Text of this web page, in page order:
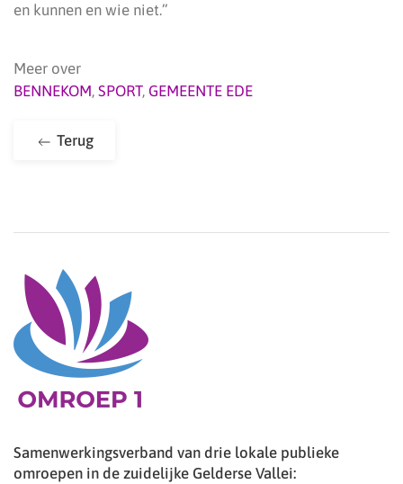
en kunnen en wie niet.”
Meer over
BENNEKOM, SPORT, GEMEENTE EDE
Terug
Samenwerkingsverband van drie lokale publieke
omroepen in de zuidelijke Gelderse Vallei: